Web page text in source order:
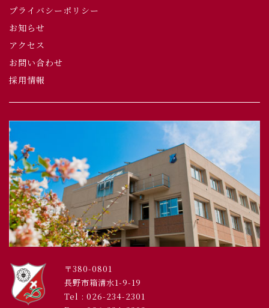
プライバシーポリシー
お知らせ
アクセス
お問い合わせ
採用情報
〒380-0801
長野市箱清水1-9-19
Tel : 026-234-2301